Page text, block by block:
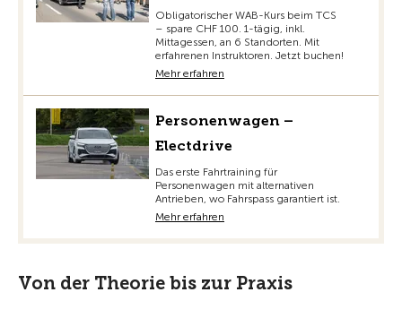
Obligatorischer WAB-Kurs beim TCS
– spare CHF 100. 1-tägig, inkl.
Mittagessen, an 6 Standorten. Mit
erfahrenen Instruktoren. Jetzt buchen!
Mehr erfahren
Personenwagen –
Electdrive
Das erste Fahrtraining für
Personenwagen mit alternativen
Antrieben, wo Fahrspass garantiert ist.
Mehr erfahren
Von der Theorie bis zur Praxis